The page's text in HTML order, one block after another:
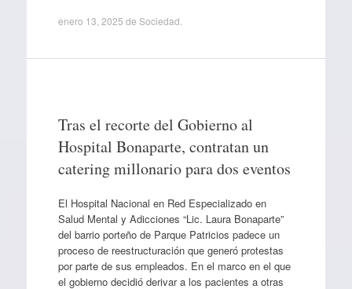
enero 13, 2025 de Sociedad
Tras el recorte del Gobierno al
Hospital Bonaparte, contratan un
catering millonario para dos eventos
El Hospital Nacional en Red Especializado en
Salud Mental y Adicciones “Lic. Laura Bonaparte”
del barrio porteño de Parque Patricios padece un
proceso de reestructuración que generó protestas
por parte de sus empleados. En el marco en el que
el gobierno decidió derivar a los pacientes a otras